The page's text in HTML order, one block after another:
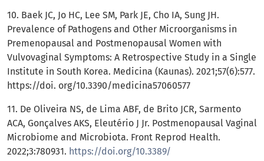
10. Baek JC, Jo HC, Lee SM, Park JE, Cho IA, Sung JH.
Prevalence of Pathogens and Other Microorganisms in
Premenopausal and Postmenopausal Women with
Vulvovaginal Symptoms: A Retrospective Study in a Single
Institute in South Korea. Medicina (Kaunas). 2021;57(6):577.
https://doi. org/10.3390/medicina57060577
11. De Oliveira NS, de Lima ABF, de Brito JCR, Sarmento
ACA, Gonçalves AKS, Eleutério J Jr. Postmenopausal Vaginal
Microbiome and Microbiota. Front Reprod Health.
2022;3:780931. https://doi.org/10.3389/